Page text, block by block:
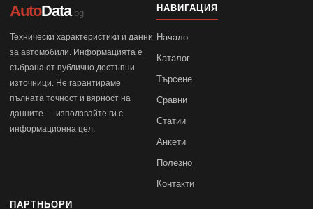
AutoData.bg
Технически характеристики и данни
за автомобили. Информацията е
събрана от публично достъпни
източници. Не гарантираме
пълната точност и вярност на
данните — използвайте ги с
информационна цел.
НАВИГАЦИЯ
Начало
Каталог
Търсене
Сравни
Статии
Анкети
Полезно
Контакти
ПАРТНЬОРИ